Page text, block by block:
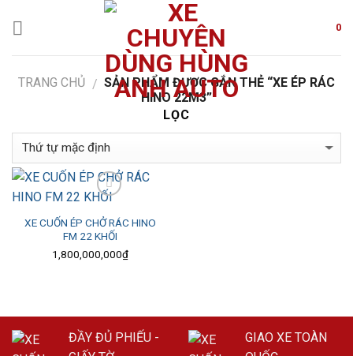
0
TRANG CHỦ / SẢN PHẨM ĐƯỢC GẮN THẺ “XE ÉP RÁC
HINO 22M3”
LỌC
XE CUỐN ÉP CHỞ RÁC HINO
FM 22 KHỐI
1,800,000,000₫
ĐẦY ĐỦ PHIẾU -
GIAO XE TOÀN